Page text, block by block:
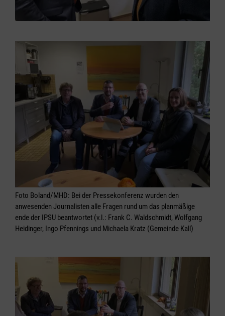
Foto Boland/MHD: Bei der Pressekonferenz wurden den
anwesenden Journalisten alle Fragen rund um das planmäßige
ende der IPSU beantwortet (v.l.: Frank C. Waldschmidt, Wolfgang
Heidinger, Ingo Pfennings und Michaela Kratz (Gemeinde Kall)